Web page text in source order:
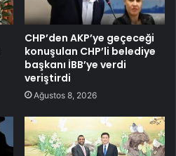
CHP’den AKP’ye geçeceği
konuşulan CHP’li belediye
başkanı İBB’ye verdi
veriştirdi
Ağustos 8, 2026